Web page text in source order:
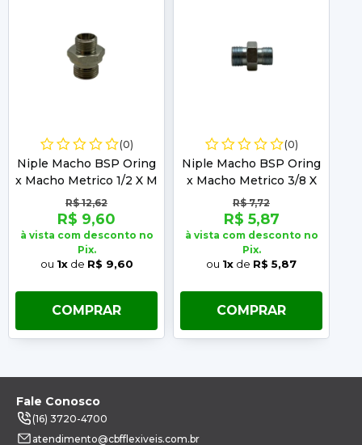
(0)
Niple Macho BSP Oring
x Macho Metrico 1/2 X M
18 T-12
R$ 12,62
R$ 9,60
à vista com desconto no
Pix.
ou 1xde R$ 9,60
COMPRAR
(0)
Niple Macho BSP Oring
x Macho Metrico 3/8 X
M 18 T-12
R$ 7,72
R$ 5,87
à vista com desconto no
Pix.
ou 1x de R$ 5,87
COMPRAR
Fale Conosco
(16) 3720-4700
atendimento@cbfflexiveis.com.br